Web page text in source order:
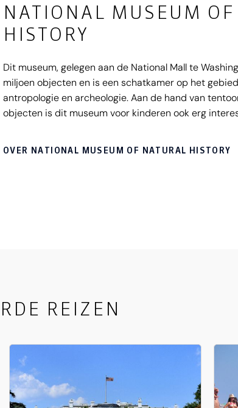
NATIONAL MUSEUM
HISTORY
Dit museum, gelegen aan de National Mall te
miljoen objecten en is een schatkamer op het
antropologie en archeologie. Aan de hand van
objecten is dit museum voor kinderen ook erg
OVER NATIONAL MUSEUM OF NATURAL HISTORY
REIZEN